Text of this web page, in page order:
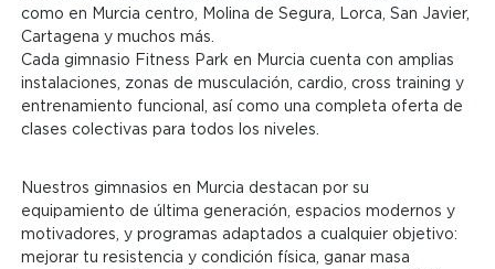
como en Murcia centro, Molina de Segura, Lorca, San Javier,
Cartagena y muchos más.
Cada gimnasio Fitness Park en Murcia cuenta con amplias
instalaciones, zonas de musculación, cardio, cross training y
entrenamiento funcional, así como una completa oferta de
clases colectivas para todos los niveles.
Nuestros gimnasios en Murcia destacan por su
equipamiento de última generación, espacios modernos y
motivadores, y programas adaptados a cualquier objetivo:
mejorar tu resistencia y condición física, ganar masa